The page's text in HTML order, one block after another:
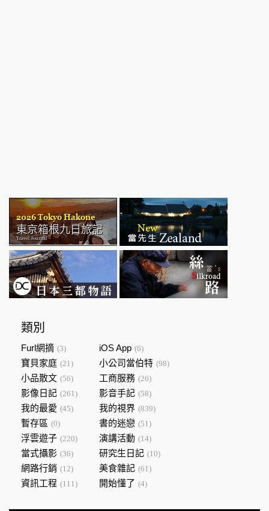
類別
Furl網摘 (3) iOS App (6)
寶貝家庭 (21) 小公司當伯特 (98)
小品散文 (56) 工商服務 (26)
影像日記 (261) 影音手記 (58)
我的最愛 (45) 我的視界 (839)
暫存區 (0) 書的迷戀 (51)
浮雲遊子 (220) 演講活動 (14)
當式攝影 (36) 研究生日記 (10)
網路行銷 (12) 美食雜記 (61)
資訊工程 (111) 開始懂了 (4)